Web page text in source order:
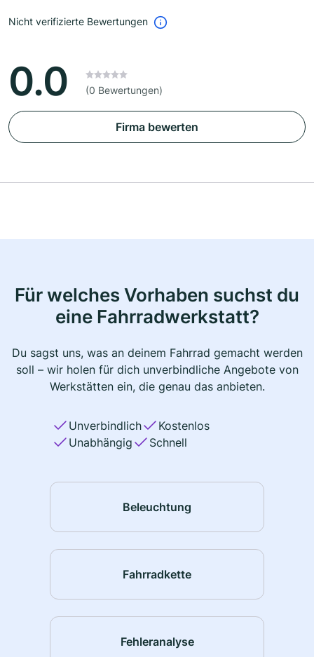
Nicht verifizierte Bewertungen
0.0 (0 Bewertungen)
Firma bewerten
Für welches Vorhaben suchst du
eine Fahrradwerkstatt?
Du sagst uns, was an deinem Fahrrad gemacht werden
soll – wir holen für dich unverbindliche Angebote von
Werkstätten ein, die genau das anbieten.
Unverbindlich
Kostenlos
Unabhängig
Schnell
Beleuchtung
Fahrradkette
Fehleranalyse